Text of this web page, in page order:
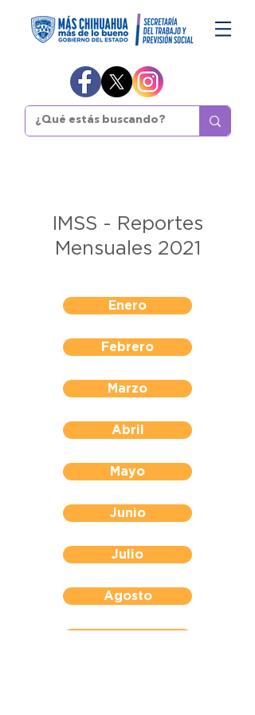
IMSS - Reportes
Mensuales 2021
Enero
Febrero
Marzo
Abril
Mayo
Junio
Julio
Agosto